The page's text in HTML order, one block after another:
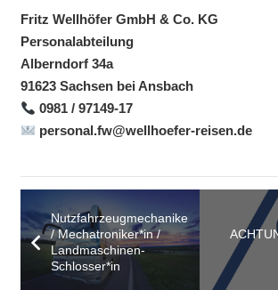
Fritz Wellhöfer GmbH & Co. KG
Personalabteilung
Alberndorf 34a
91623 Sachsen bei Ansbach
0981 / 97149-17
personal.fw@wellhoefer-reisen.de
Nutzfahrzeugmechaniker*in
/ Mechatroniker*in /
Landmaschinen-
Schlosser*in